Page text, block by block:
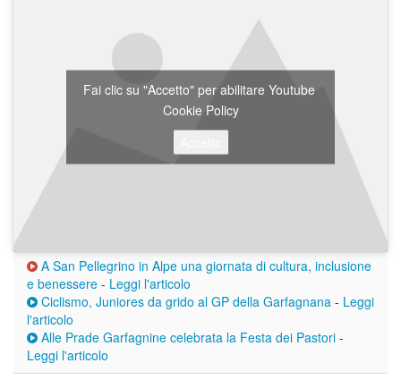
Fai clic su "Accetto" per abilitare Youtube
Cookie Policy
A San Pellegrino in Alpe una giornata di cultura, inclusione
e benessere - Leggi l'articolo
Ciclismo, Juniores da grido al GP della Garfagnana - Leggi
l'articolo
Alle Prade Garfagnine celebrata la Festa dei Pastori -
Leggi l'articolo